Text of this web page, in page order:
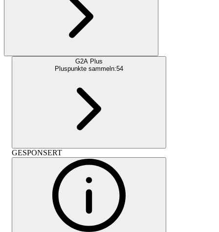
G2A Plus
Pluspunkte sammeln:54
GESPONSERT